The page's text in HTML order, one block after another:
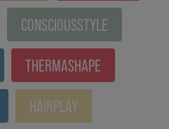
CONSCIOUSSTYLE
THERMASHAPE
HAIRPLAY